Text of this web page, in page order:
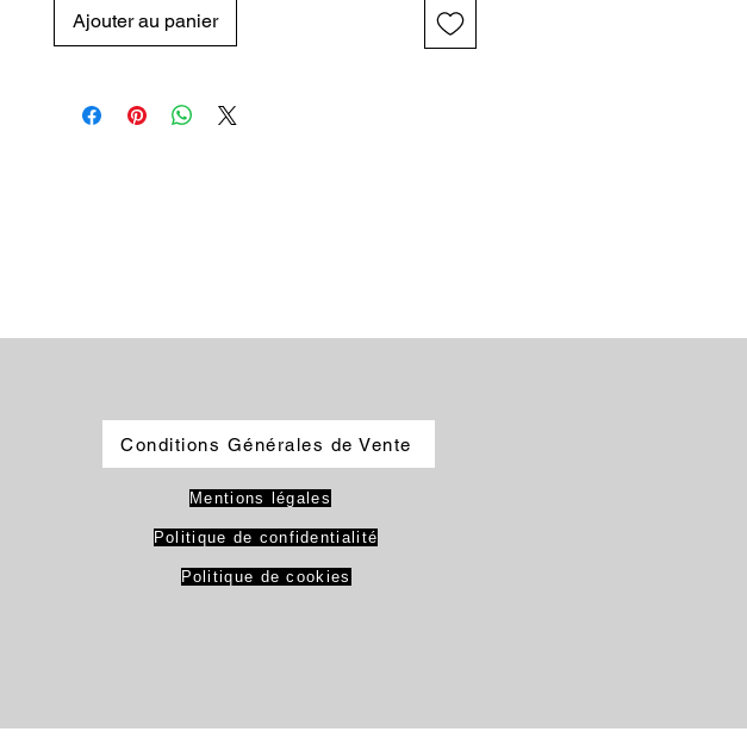
Ajouter au panier
Conditions Générales de Vente
Mentions légales
Politique de confidentialité
Politique de cookies